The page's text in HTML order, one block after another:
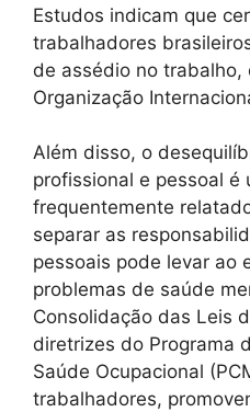
Estudos indicam que
trabalhadores
de assédio no
Organização
Além disso, o
profissional e pessoal é
frequentemente
separar as
pessoais pode levar ao
problemas de saúde
Consolidação das Leis
diretrizes do Programa
Saúde Ocupacional
trabalhadores,